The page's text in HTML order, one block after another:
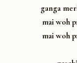
ganga
mai woh
mai woh